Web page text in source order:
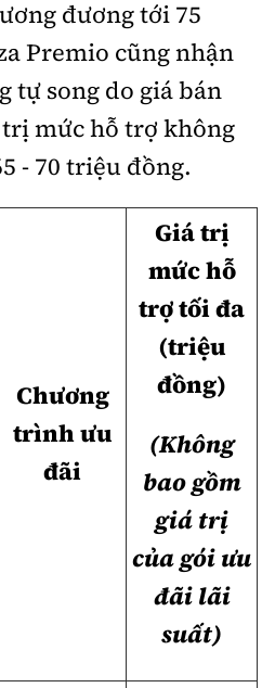
đương tới 75
Premio cũng nhận
tự song do giá bán
mức hỗ trợ không
- 70 triệu đồng.
Chương
trình ưu
đãi
Giá trị
mức hỗ
trợ tối đa
(triệu
đồng)
(Không
bao gồm
giá trị
của gói ưu
đãi lãi
suất)